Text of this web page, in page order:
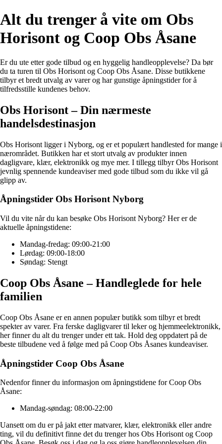
Alt du trenger å vite om Obs
Horisont og Coop Obs Åsane
Er du ute etter gode tilbud og en hyggelig handleopplevelse? Da bør
du ta turen til Obs Horisont og Coop Obs Åsane. Disse butikkene
tilbyr et bredt utvalg av varer og har gunstige åpningstider for å
tilfredsstille kundenes behov.
Obs Horisont – Din nærmeste
handelsdestinasjon
Obs Horisont ligger i Nyborg, og er et populært handlested for mange i
nærområdet. Butikken har et stort utvalg av produkter innen
dagligvare, klær, elektronikk og mye mer. I tillegg tilbyr Obs Horisont
jevnlig spennende kundeaviser med gode tilbud som du ikke vil gå
glipp av.
Åpningstider Obs Horisont Nyborg
Vil du vite når du kan besøke Obs Horisont Nyborg? Her er de
aktuelle åpningstidene:
Mandag-fredag: 09:00-21:00
Lørdag: 09:00-18:00
Søndag: Stengt
Coop Obs Åsane – Handleglede for hele
familien
Coop Obs Åsane er en annen populær butikk som tilbyr et bredt
spekter av varer. Fra ferske dagligvarer til leker og hjemmeelektronikk,
her finner du alt du trenger under ett tak. Hold deg oppdatert på de
beste tilbudene ved å følge med på Coop Obs Åsanes kundeaviser.
Åpningstider Coop Obs Åsane
Nedenfor finner du informasjon om åpningstidene for Coop Obs
Åsane:
Mandag-søndag: 08:00-22:00
Uansett om du er på jakt etter matvarer, klær, elektronikk eller andre
ting, vil du definitivt finne det du trenger hos Obs Horisont og Coop